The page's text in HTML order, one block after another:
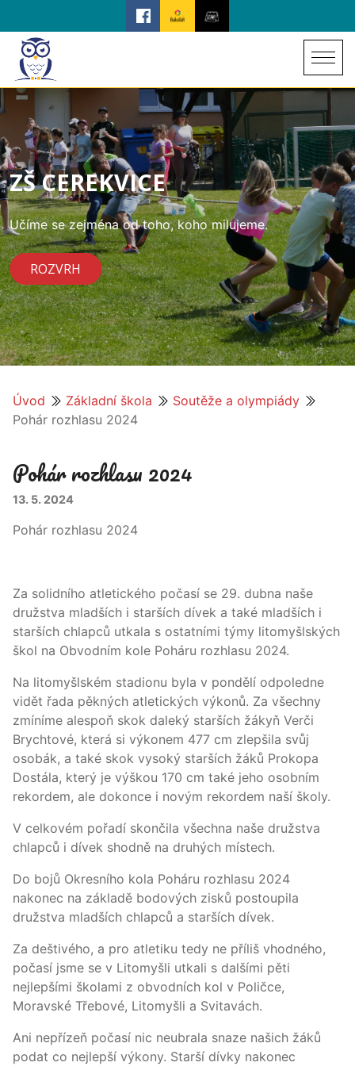
ZŠ CEREKVICE
Učíme se zejména od toho, koho milujeme.
ROZVRH
Úvod Základní škola
Soutěže a olympiády
Pohár rozhlasu 2024
Pohár rozhlasu 2024
13. 5. 2024
Pohár rozhlasu 2024
Za solidního atletického počasí se 29. dubna naše
družstva mladších i starších dívek a také mladších i
starších chlapců utkala s ostatními týmy litomyšlských
škol na Obvodním kole Poháru rozhlasu 2024.
Na litomyšlském stadionu byla v pondělí odpoledne
vidět řada pěkných atletických výkonů. Za všechny
zmíníme alespoň skok daleký starších žákyň Verči
Brychtové, která si výkonem 477 cm zlepšila svůj
osobák, a také skok vysoký starších žáků Prokopa
Dostála, který je výškou 170 cm také jeho osobním
rekordem, ale dokonce i novým rekordem naší školy.
V celkovém pořadí skončila všechna naše družstva
chlapců i dívek shodně na druhých místech.
Do bojů Okresního kola Poháru rozhlasu 2024
nakonec na základě bodových zisků postoupila
družstva mladších chlapců a starších dívek.
Za deštivého, a pro atletiku tedy ne příliš vhodného,
počasí jsme se v Litomyšli utkali s dalšími pěti
nejlepšími školami z obvodních kol v Poličce,
Moravské Třebové, Litomyšli a Svitavách.
Ani nepřízeň počasí nic neubrala snaze našich žáků
podat co nejlepší výkony. Starší dívky nakonec